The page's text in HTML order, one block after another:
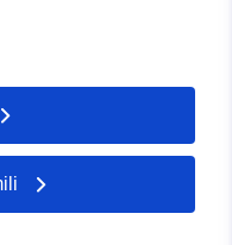
[ [ 9.7863819,